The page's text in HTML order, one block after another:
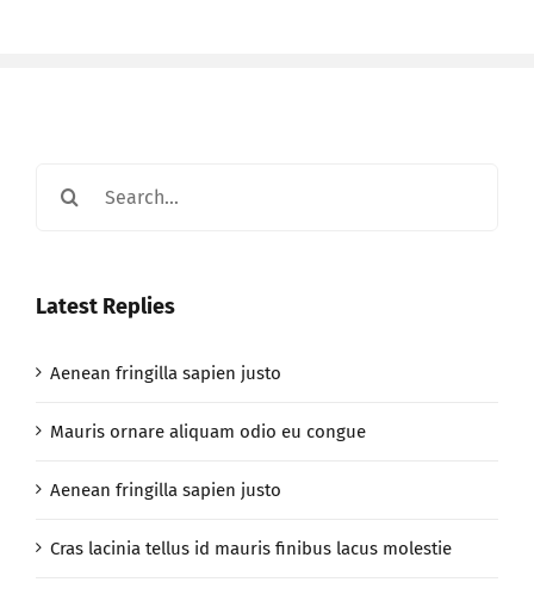
Latest Replies
Aenean fringilla sapien justo
Mauris ornare aliquam odio eu congue
Aenean fringilla sapien justo
Cras lacinia tellus id mauris finibus lacus molestie